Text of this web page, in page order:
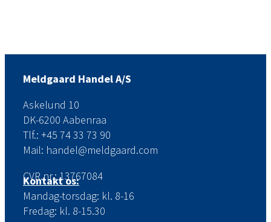
Meldgaard Handel A/S
Askelund 10
DK-6200 Aabenraa
Tlf.: +45 74 33 73 90
Mail: handel@meldgaard.com
CVR.nr.: 13767084
Kontakt os:
Mandag-torsdag: kl. 8-16
Fredag: kl. 8-15.30